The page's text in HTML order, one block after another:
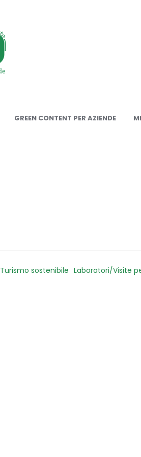
GREEN CONTENT PER AZIENDE
Turismo sostenibile Laboratori/Visite